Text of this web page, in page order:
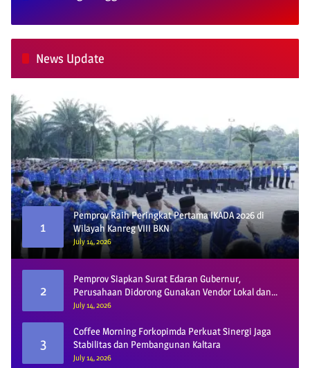
News Update
1
Pemprov Raih Peringkat Pertama IKADA 2026 di
Wilayah Kanreg VIII BKN
July 14, 2026
2
Pemprov Siapkan Surat Edaran Gubernur,
Perusahaan Didorong Gunakan Vendor Lokal dan
Pelat KU
July 14, 2026
3
Coffee Morning Forkopimda Perkuat Sinergi Jaga
Stabilitas dan Pembangunan Kaltara
July 14, 2026